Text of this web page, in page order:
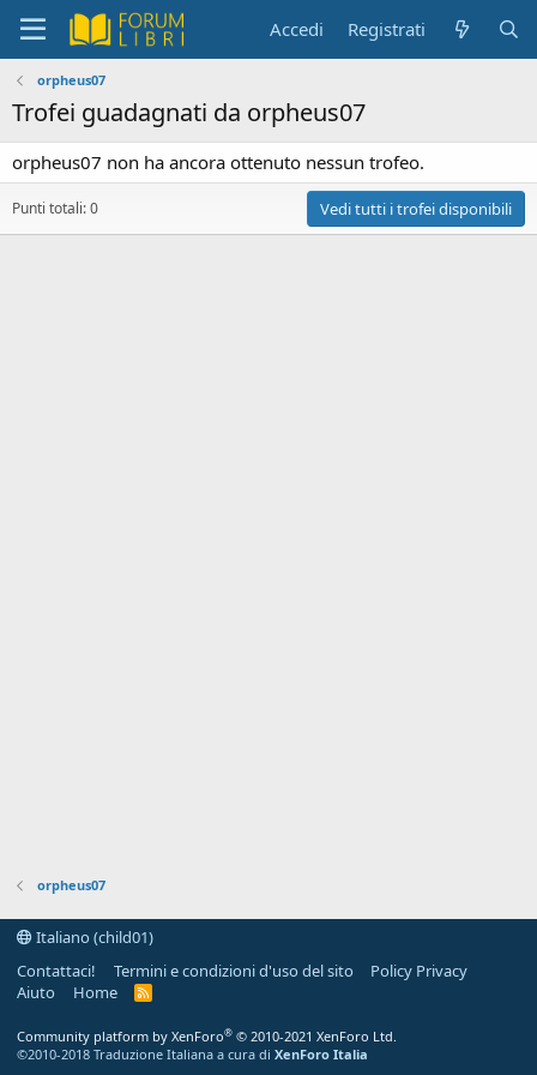
Accedi Registrati
orpheus07
Trofei guadagnati da orpheus07
orpheus07 non ha ancora ottenuto nessun trofeo.
Punti totali: 0 Vedi tutti i trofei disponibili
orpheus07
Italiano (child01)
Contattaci!
Termini e condizioni d'uso del sito
Policy Privacy
Aiuto
Home
R
Community platform by XenForo® © 2010-2021 XenForo Ltd.
©2010-2018 Traduzione Italiana a cura di XenForo Italia